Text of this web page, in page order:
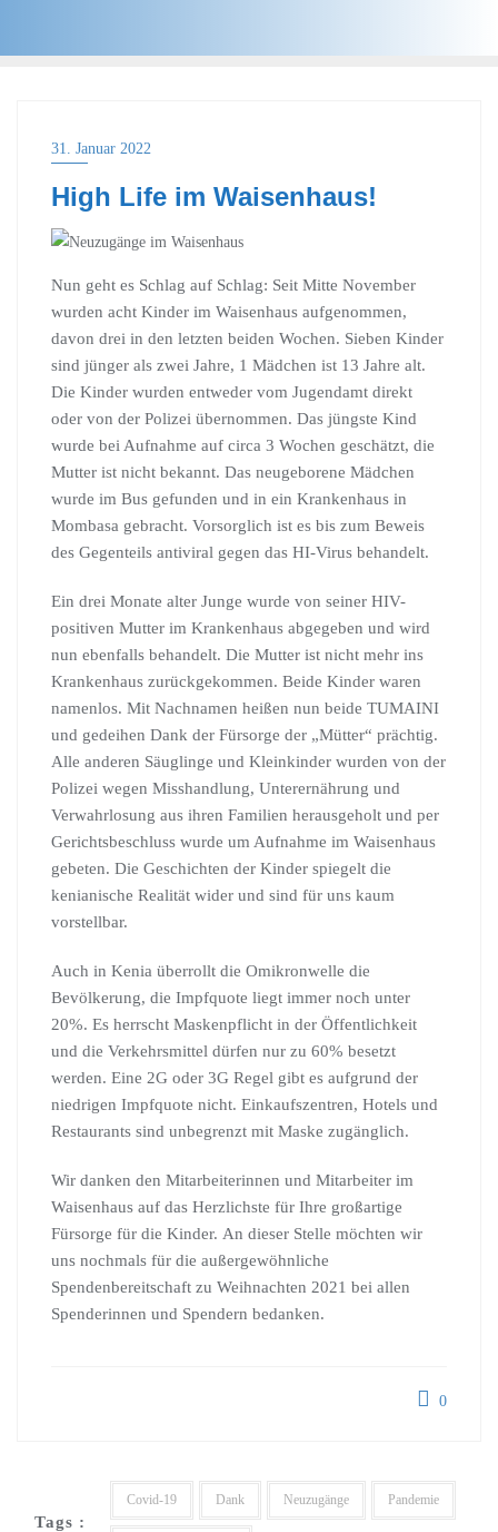
31. Januar 2022
High Life im Waisenhaus!
Nun geht es Schlag auf Schlag: Seit Mitte November
wurden acht Kinder im Waisenhaus aufgenommen,
davon drei in den letzten beiden Wochen. Sieben Kinder
sind jünger als zwei Jahre, 1 Mädchen ist 13 Jahre alt.
Die Kinder wurden entweder vom Jugendamt direkt
oder von der Polizei übernommen. Das jüngste Kind
wurde bei Aufnahme auf circa 3 Wochen geschätzt, die
Mutter ist nicht bekannt. Das neugeborene Mädchen
wurde im Bus gefunden und in ein Krankenhaus in
Mombasa gebracht. Vorsorglich ist es bis zum Beweis
des Gegenteils antiviral gegen das HI-Virus behandelt.
Ein drei Monate alter Junge wurde von seiner HIV-
positiven Mutter im Krankenhaus abgegeben und wird
nun ebenfalls behandelt. Die Mutter ist nicht mehr ins
Krankenhaus zurückgekommen. Beide Kinder waren
namenlos. Mit Nachnamen heißen nun beide TUMAINI
und gedeihen Dank der Fürsorge der „Mütter“ prächtig.
Alle anderen Säuglinge und Kleinkinder wurden von der
Polizei wegen Misshandlung, Unterernährung und
Verwahrlosung aus ihren Familien herausgeholt und per
Gerichtsbeschluss wurde um Aufnahme im Waisenhaus
gebeten. Die Geschichten der Kinder spiegelt die
kenianische Realität wider und sind für uns kaum
vorstellbar.
Auch in Kenia überrollt die Omikronwelle die
Bevölkerung, die Impfquote liegt immer noch unter
20%. Es herrscht Maskenpflicht in der Öffentlichkeit
und die Verkehrsmittel dürfen nur zu 60% besetzt
werden. Eine 2G oder 3G Regel gibt es aufgrund der
niedrigen Impfquote nicht. Einkaufszentren, Hotels und
Restaurants sind unbegrenzt mit Maske zugänglich.
Wir danken den Mitarbeiterinnen und Mitarbeiter im
Waisenhaus auf das Herzlichste für Ihre großartige
Fürsorge für die Kinder. An dieser Stelle möchten wir
uns nochmals für die außergewöhnliche
Spendenbereitschaft zu Weihnachten 2021 bei allen
Spenderinnen und Spendern bedanken.
0
Tags :
Covid-19 Dank Neuzugänge Pandemie